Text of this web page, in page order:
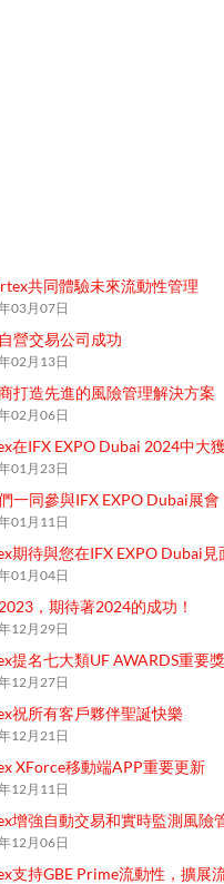
共同體驗未來流動性管理
03月07日
營交易公司成功
02月13日
打造先進的風險管理解決方案
02月06日
在IFX EXPO Dubai 2024中大
01月23日
一同參與IFX EXPO Dubai展會
01月11日
期待與您在IFX EXPO Dubai見
01月04日
，期待著2024的成功！
12月29日
提名七大類UF AWARDS重要
12月27日
祝所有客戶夥伴聖誕快樂
12月21日
XForce移動端APP重要更新
12月11日
增強自動交易和實時監測風險
12月06日
支持GBE Prime流動性，擴展